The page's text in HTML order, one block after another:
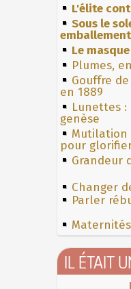
L'élite
Sous le
Le
Plumes,
Gouffre
en 1889
Lunettes :
genèse
Mutilation
pour
Grandeur
Changer
Parler
IL ÉTAIT